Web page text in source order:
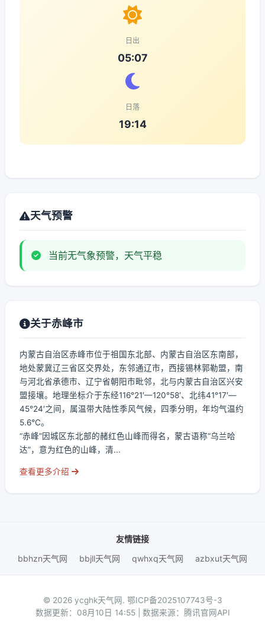
日出
05:07
日落
19:14
天气预警
当前无气象预警，天气平稳
关于赤峰市
内蒙古自治区赤峰市位于祖国东北部、内蒙古自治区东南部，
地处蒙冀辽三省区交界处，东邻通辽市，西接锡林郭勒盟，南
与河北省承德市、辽宁省朝阳市毗邻，北与内蒙古自治区兴安
盟接壤。地理坐标介于东经116°21′—120°58′、北纬41°17′—
45°24′之间，属温带大陆性季风气候，四季分明，年均气温约
5.6℃。
“赤峰”因城区东北部的赭红色山峰而得名，蒙古语称“乌兰哈
达”，意为红色的山峰，清...
查看更多介绍
友情链接
bbhzn天气网
bbjll天气网 qwhxq天气网 azbxut天气网
© 2026 ycghk天气网. 鄂ICP备2025107743号-3
数据更新：08月10日 14:55 | 数据来源：腾讯官网API